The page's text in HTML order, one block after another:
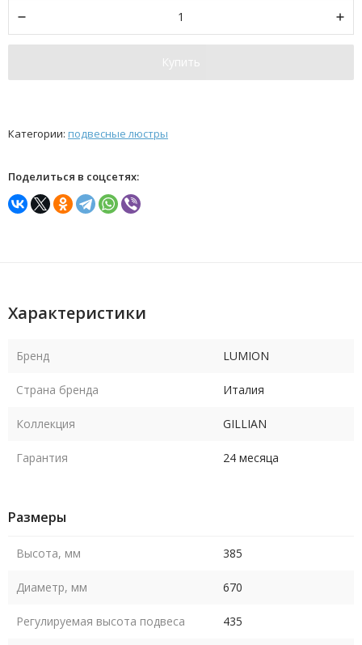
Купить
Категории: подвесные люстры
Поделиться в соцсетях:
Характеристики
Бренд LUMION
Страна бренда Италия
Коллекция GILLIAN
Гарантия 24 месяца
Размеры
Высота, мм 385
Диаметр, мм 670
Регулируемая высота подвеса 435